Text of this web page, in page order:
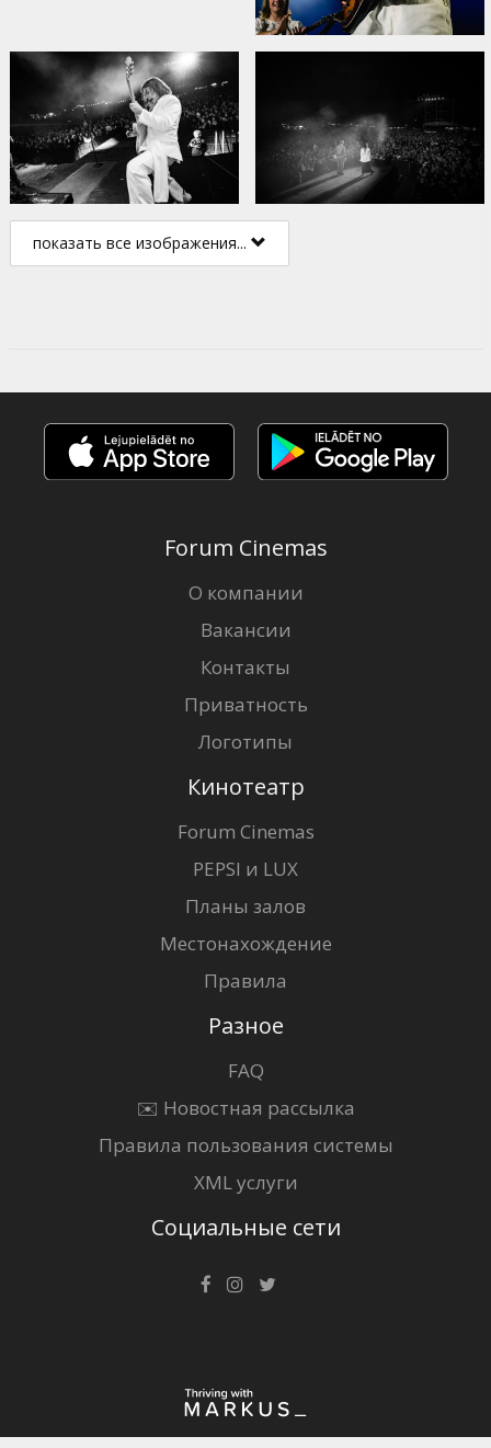
показать все изображения...
Forum Cinemas
О компании
Вакансии
Контакты
Приватность
Логотипы
Кинотеатр
Forum Cinemas
PEPSI и LUX
Планы залов
Местонахождение
Правила
Разное
FAQ
✉️ Новостная рассылка
Правила пользования системы
XML услуги
Социальные сети